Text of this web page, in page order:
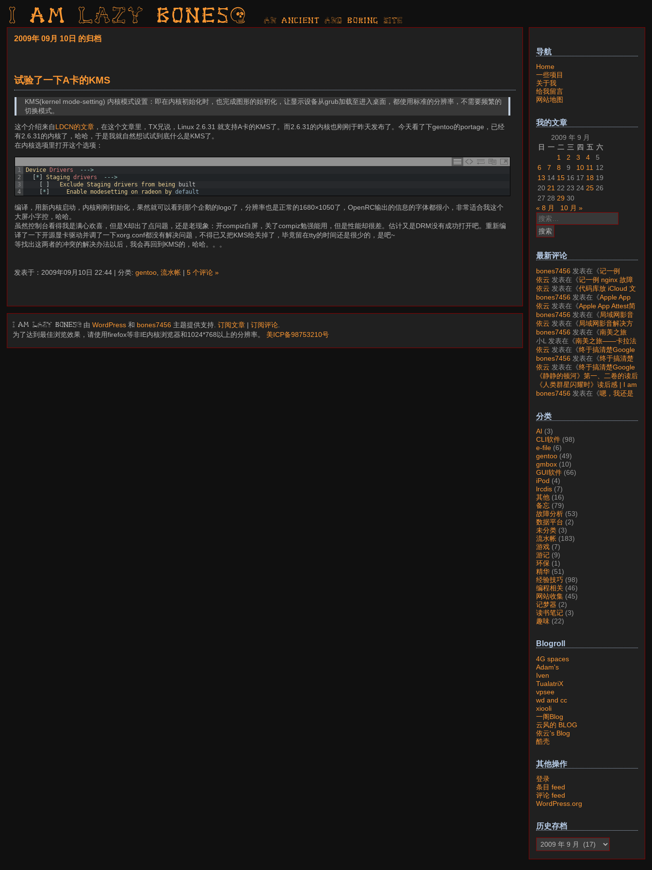
I am LAZY bones? AN ancient AND boring SITE
2009年 09月 10日 的归档
试验了一下A卡的KMS
KMS(kernel mode-setting) 内核模式设置：即在内核初始化时，也完成图形的始初化，让显示设备从grub加载至进入桌面，都使用标准的分辨率，不需要频繁的
切换模式。
这个介绍来自LDCN的文章 ，在这个文章里，TX兄说，Linux 2.6.31 就支持A卡的KMS了。而2.6.31的内核也刚刚于昨天发布了。今天看了下gentoo的portage，已经
有2.6.31的内核了，哈哈，于是我就自然想试试到底什么是KMS了。
在内核选项里打开这个选项：
1
2
3
4
Device Drivers -- ->
[* ] Staging drivers -- ->
[
] Exclude Staging drivers from being
built
[* ] Enable modesetting on radeon by default
编译，用新内核启动，内核刚刚初始化，果然就可以看到那个企鹅的logo了，分辨率也是正常的1680×1050了，OpenRC输出的信息的字体都很小，非常适合我这个
大屏小字控，哈哈。
虽然控制台看得我是满心欢喜，但是X却出了点问题，还是老现象：开compiz白屏，关了compiz勉强能用，但是性能却很差。估计又是DRM没有成功打开吧。重新编
译了一下开源显卡驱动并调了一下xorg.conf都没有解决问题，不得已又把KMS给关掉了，毕竟留在tty的时间还是很少的，是吧~
等找出这两者的冲突的解决办法以后，我会再回到KMS的，哈哈。。。
发表于：2009年09月10日 22:44 | 分类: gentoo 流水帐 | 5 个评论 »
I am LAZY bones? 由WordPress 和 bones7456 主题提供支持.订阅文章 |订阅评论
为了达到最佳浏览效果，请使用firefox等非IE内核浏览器和1024*768以上的分辨率。 美ICP备98753210号
导航
Home
一些项目
关于我
给我留言
网站地图
我的文章
2009 年 9 月
日 一 二 三 四 五 六
1
2 3 4
5
6
7 8 9 10 11 12
13 14 15 16 17 18 19
20 21 22 23 24 25 26
27 28 29 30
« 8 月
10 月 »
搜
索：
最新评论
bones7456 发表在《记一例
nginx 故障分析》
依云 发表在《记一例 nginx 故障
分析 》
依云 发表在《代码库放 iCloud 文
件夹会怎样？》
bones7456 发表在《Apple App
Attest简介》
依云 发表在《Apple App Attest简
介》
bones7456 发表在《局域网影音
解决方案——Jellyfin》
依云 发表在《局域网影音解决方
案——Jellyfin》
bones7456 发表在《南美之旅
——卡拉法特看莫雷诺大冰川》
小L 发表在《南美之旅——卡拉法
特看莫雷诺大冰川》
依云 发表在《终于搞清楚Google
账号的所属国家的逻辑了》
bones7456 发表在《终于搞清楚
Google账号的所属国家的逻辑
了》
依云 发表在《终于搞清楚Google
账号的所属国家的逻辑了》
《静静的顿河》第一、二卷的读后
感 | I am LAZY bones?发表在
《《人类群星闪耀时》读后感》
《人类群星闪耀时》读后感 | I am
LAZY bones?发表在《
《显微镜
bones7456 发表在《嗯，我还是
分类
AI (3)
CLI软件 (98)
e-file (6)
gentoo (49)
gmbox (10)
GUI软件 (66)
iPod (4)
lrcdis (7)
其他 (16)
备忘 (79)
故障分析 (53)
数据平台 (2)
未分类 (3)
流水帐 (183)
游戏 (7)
游记 (9)
环保 (1)
精华 (51)
经验技巧 (98)
编程相关 (46)
网站收集 (45)
记梦器 (2)
读书笔记 (3)
趣味 (22)
Blogroll
4G spaces
Adam's
Iven
TualatriX
vpsee
wd and cc
xiooli
一阁Blog
云风的 BLOG
依云's Blog
酷壳
其他操作
登录
条目 feed
评论 feed
WordPress.org
历史存档